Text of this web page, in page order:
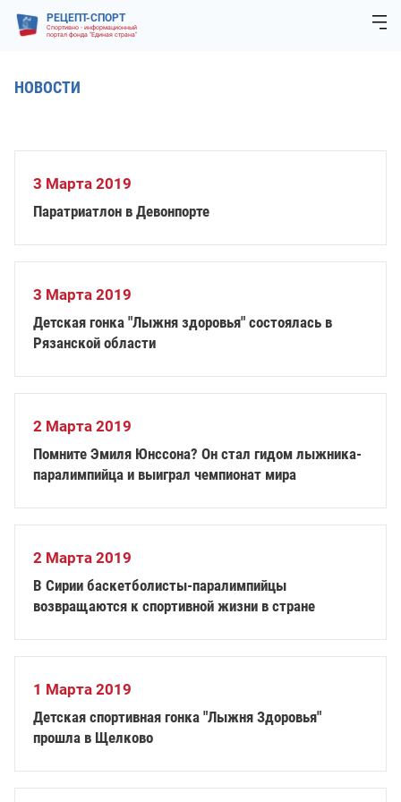
РЕЦЕПТ-СПОРТ
Спортивно - информационный
портал фонда "Единая страна"
НОВОСТИ
3 Марта 2019
Паратриатлон в Девонпорте
3 Марта 2019
Детская гонка "Лыжня здоровья" состоялась в
Рязанской области
2 Марта 2019
Помните Эмиля Юнссона? Он стал гидом лыжника-
паралимпийца и выиграл чемпионат мира
2 Марта 2019
В Сирии баскетболисты-паралимпийцы
возвращаются к спортивной жизни в стране
1 Марта 2019
Детская спортивная гонка "Лыжня Здоровья"
прошла в Щелково